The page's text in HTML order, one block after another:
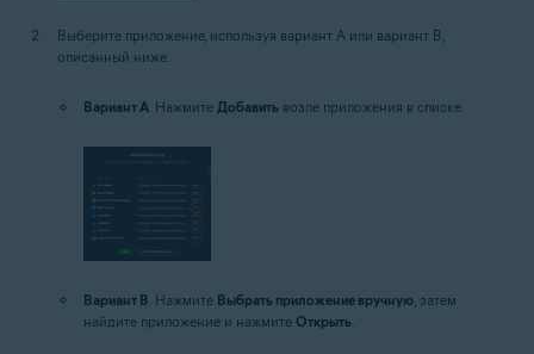
Выберите приложение, используя вариант A или вариант B,
описанный ниже.
Вариант A . Нажмите Добавить возле приложения в списке.
Вариант B . Нажмите Выбрать приложение вручную , затем
найдите приложение и нажмите Открыть